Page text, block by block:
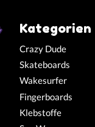
Kategorien
Crazy Dude
Skateboards
Wakesurfer
Fingerboards
Klebstoffe